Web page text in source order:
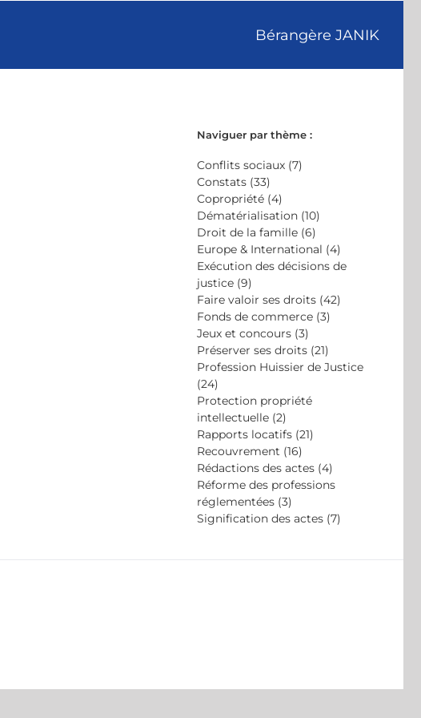
Bérangère JANIK
Naviguer par thème :
Conflits sociaux (7)
Constats (33)
Copropriété (4)
Dématérialisation (10)
Droit de la famille (6)
Europe & International (4)
Exécution des décisions de
justice (9)
Faire valoir ses droits (42)
Fonds de commerce (3)
Jeux et concours (3)
Préserver ses droits (21)
Profession Huissier de Justice
(24)
Protection propriété
intellectuelle (2)
Rapports locatifs (21)
Recouvrement (16)
Rédactions des actes (4)
Réforme des professions
réglementées (3)
Signification des actes (7)